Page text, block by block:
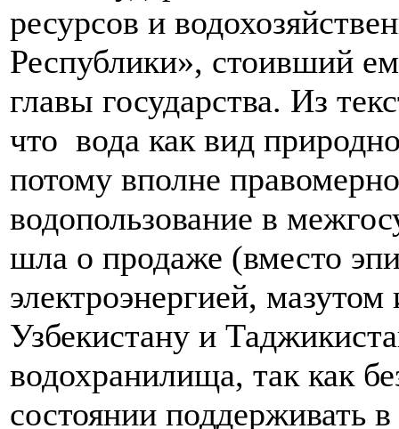
ресурсов и
Республики», стоивший
главы государства. Из
что вода как вид
потому вполне
водопользование в
шла о продаже (вместо
электроэнергией, мазутом
Узбекистану и
водохранилища, так как
состоянии поддерживать